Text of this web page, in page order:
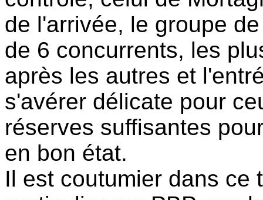
de l'arrivée, le groupe
de 6 concurrents, les
après les autres et
s'avérer délicate pour
réserves suffisantes
en bon état.
Il est coutumier dans ce